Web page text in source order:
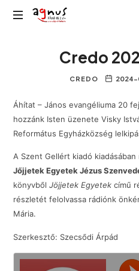
Agnus
közösségiCredo
CREDO 2024-
Áhítat – János evangéliuma 20
hozzánk Isten üzenete Visky
Református Egyházközség
A Szent Gellért kiadó
Jőjjetek Egyetek Jézus
könyvbőlJöjjetek Egyetek című
részletét felolvassa rádiónk
Mária.
Szerkesztő: Szecsődi Árpád